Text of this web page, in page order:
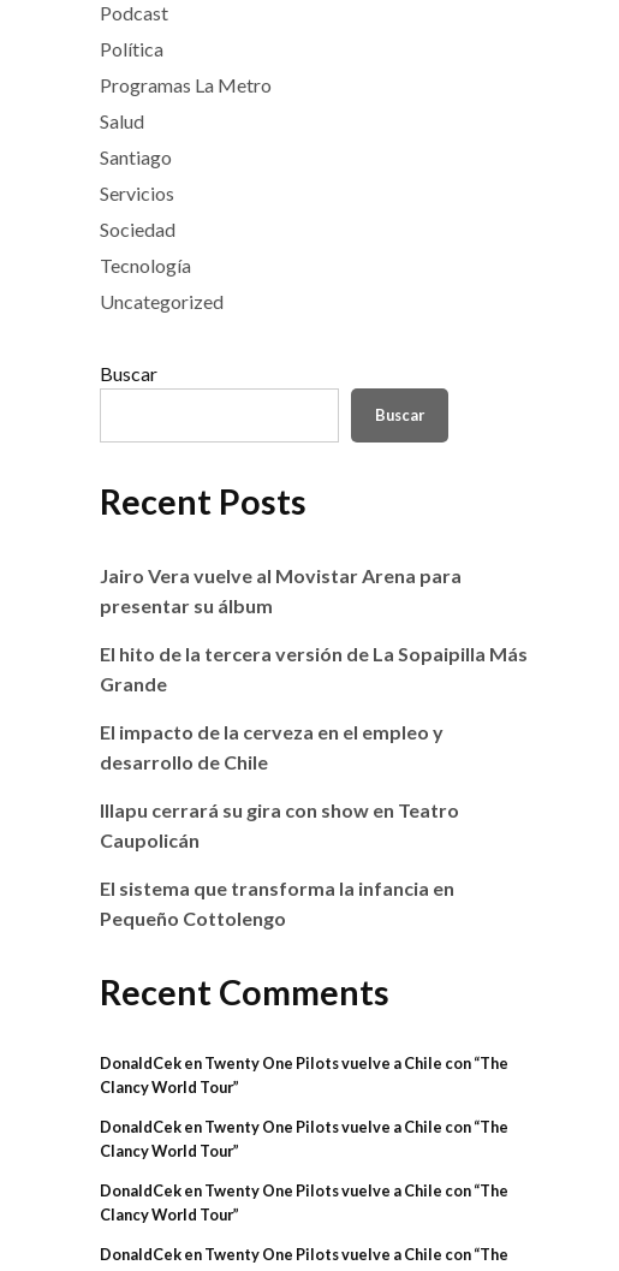
Podcast
Política
Programas La Metro
Salud
Santiago
Servicios
Sociedad
Tecnología
Uncategorized
Buscar
Buscar
Recent Posts
Jairo Vera vuelve al Movistar Arena para
presentar su álbum
El hito de la tercera versión de La Sopaipilla Más
Grande
El impacto de la cerveza en el empleo y
desarrollo de Chile
Illapu cerrará su gira con show en Teatro
Caupolicán
El sistema que transforma la infancia en
Pequeño Cottolengo
Recent Comments
DonaldCekenTwenty One Pilots vuelve a Chile con “The
Clancy World Tour”
DonaldCekenTwenty One Pilots vuelve a Chile con “The
Clancy World Tour”
DonaldCekenTwenty One Pilots vuelve a Chile con “The
Clancy World Tour”
DonaldCekenTwenty One Pilots vuelve a Chile con “The